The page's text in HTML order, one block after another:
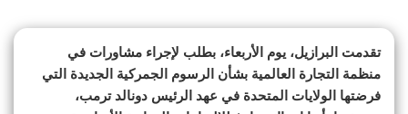
تقدمت البرازيل، يوم الأربعاء، بطلب لإجراء مشاورات في
منظمة التجارة العالمية بشأن الرسوم الجمركية الجديدة التي
فرضتها الولايات المتحدة في عهد الرئيس دونالد ترمب،